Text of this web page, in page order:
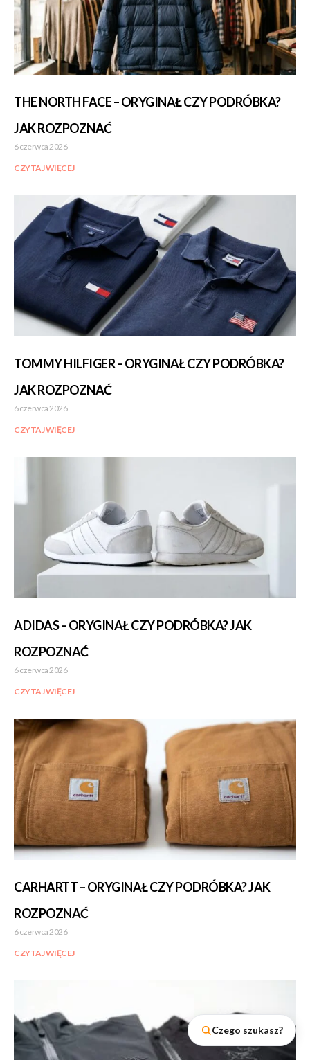
THE NORTH FACE – ORYGINAŁ CZY PODRÓBKA?
JAK ROZPOZNAĆ
6 czerwca 2026
CZYTAJ WIĘCEJ
TOMMY HILFIGER – ORYGINAŁ CZY PODRÓBKA?
JAK ROZPOZNAĆ
6 czerwca 2026
CZYTAJ WIĘCEJ
ADIDAS – ORYGINAŁ CZY PODRÓBKA? JAK
ROZPOZNAĆ
6 czerwca 2026
CZYTAJ WIĘCEJ
CARHARTT – ORYGINAŁ CZY PODRÓBKA? JAK
ROZPOZNAĆ
6 czerwca 2026
CZYTAJ WIĘCEJ
Czego szukasz?